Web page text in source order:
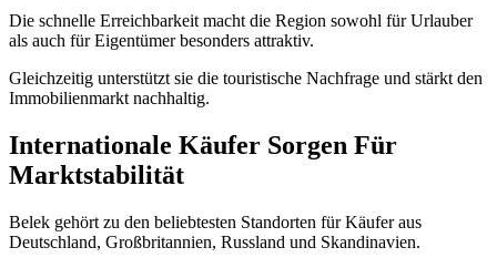
Die schnelle Erreichbarkeit macht die Region sowohl für Urlauber
als auch für Eigentümer besonders attraktiv.
Gleichzeitig unterstützt sie die touristische Nachfrage und stärkt den
Immobilienmarkt nachhaltig.
Internationale Käufer Sorgen Für
Marktstabilität
Belek gehört zu den beliebtesten Standorten für Käufer aus
Deutschland, Großbritannien, Russland und Skandinavien.